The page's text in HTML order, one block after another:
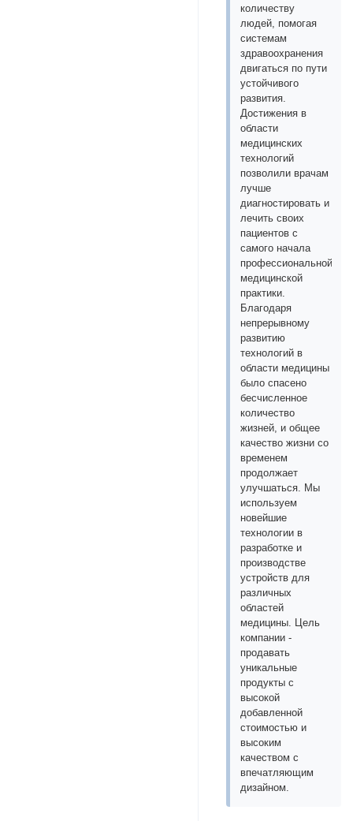
количеству
людей, помогая
системам
здравоохранения
двигаться по пути
устойчивого
развития.
Достижения в
области
медицинских
технологий
позволили врачам
лучше
диагностировать и
лечить своих
пациентов с
самого начала
профессиональной
медицинской
практики.
Благодаря
непрерывному
развитию
технологий в
области медицины
было спасено
бесчисленное
количество
жизней, и общее
качество жизни со
временем
продолжает
улучшаться. Мы
используем
новейшие
технологии в
разработке и
производстве
устройств для
различных
областей
медицины. Цель
компании -
продавать
уникальные
продукты с
высокой
добавленной
стоимостью и
высоким
качеством с
впечатляющим
дизайном.